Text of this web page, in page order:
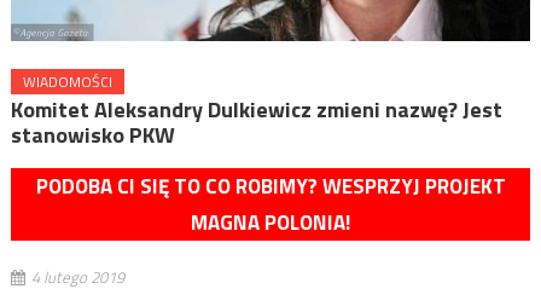
WIADOMOŚCI
Komitet Aleksandry Dulkiewicz zmieni nazwę? Jest
stanowisko PKW
PODOBA CI SIĘ TO CO ROBIMY? WESPRZYJ PROJEKT
MAGNA POLONIA!
4 lutego 2019